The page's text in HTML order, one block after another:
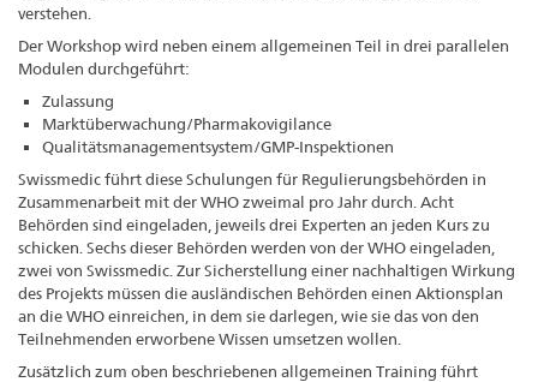
verstehen.
Der Workshop wird neben einem allgemeinen Teil in drei parallelen
Modulen durchgeführt:
Zulassung
Marktüberwachung/Pharmakovigilance
Qualitätsmanagementsystem/GMP-Inspektionen
Swissmedic führt diese Schulungen für Regulierungsbehörden in
Zusammenarbeit mit der WHO zweimal pro Jahr durch. Acht
Behörden sind eingeladen, jeweils drei Experten an jeden Kurs zu
schicken. Sechs dieser Behörden werden von der WHO eingeladen,
zwei von Swissmedic. Zur Sicherstellung einer nachhaltigen Wirkung
des Projekts müssen die ausländischen Behörden einen Aktionsplan
an die WHO einreichen, in dem sie darlegen, wie sie das von den
Teilnehmenden erworbene Wissen umsetzen wollen.
Zusätzlich zum oben beschriebenen allgemeinen Training führt